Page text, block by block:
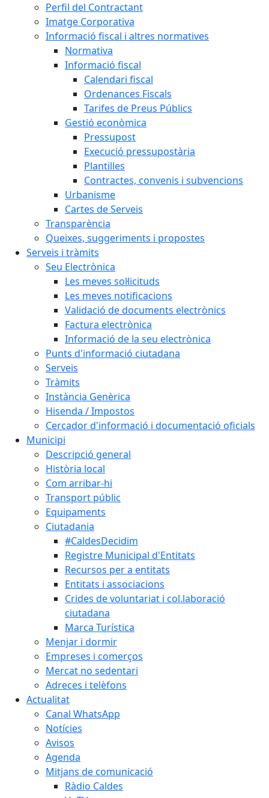
Perfil del Contractant
Imatge Corporativa
Informació fiscal i altres normatives
Normativa
Informació fiscal
Calendari fiscal
Ordenances Fiscals
Tarifes de Preus Públics
Gestió econòmica
Pressupost
Execució pressupostària
Plantilles
Contractes, convenis i subvencions
Urbanisme
Cartes de Serveis
Transparència
Queixes, suggeriments i propostes
Serveis i tràmits
Seu Electrònica
Les meves sol·licituds
Les meves notificacions
Validació de documents electrònics
Factura electrònica
Informació de la seu electrònica
Punts d'informació ciutadana
Serveis
Tràmits
Instància Genèrica
Hisenda / Impostos
Cercador d'informació i documentació oficials
Municipi
Descripció general
Història local
Com arribar-hi
Transport públic
Equipaments
Ciutadania
#CaldesDecidim
Registre Municipal d'Entitats
Recursos per a entitats
Entitats i associacions
Crides de voluntariat i col.laboració
ciutadana
Marca Turística
Menjar i dormir
Empreses i comerços
Mercat no sedentari
Adreces i telèfons
Actualitat
Canal WhatsApp
Notícies
Avisos
Agenda
Mitjans de comunicació
Ràdio Caldes